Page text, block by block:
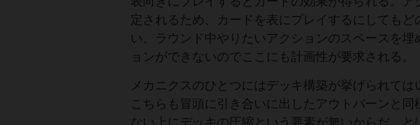
定されるため、カードを表にプレイするにしても
い。ラウンド中やりたいアクションのスペースを
ョンができないのでここにも計画性が要求される。
メカニクスのひとつにはデッキ構築が挙げられては
こちらも冒頭に引き合いに出したアウトバーンと
ない上にデッキの圧縮という要素が無いからだ。